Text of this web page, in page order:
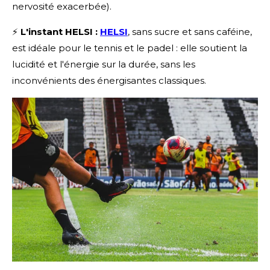
nervosité exacerbée).
⚡ L'instant HELSI : HELSI, sans sucre et sans caféine,
est idéale pour le tennis et le padel : elle soutient la
lucidité et l'énergie sur la durée, sans les
inconvénients des énergisantes classiques.